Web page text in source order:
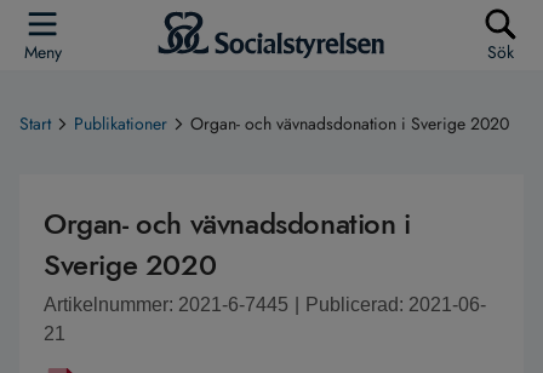
Meny Sök
Start Publikationer Organ- och vävnadsdonation i Sverige 2020
Organ- och vävnadsdonation i
Sverige 2020
Artikelnummer: 2021-6-7445
Publicerad: 2021-06-
21